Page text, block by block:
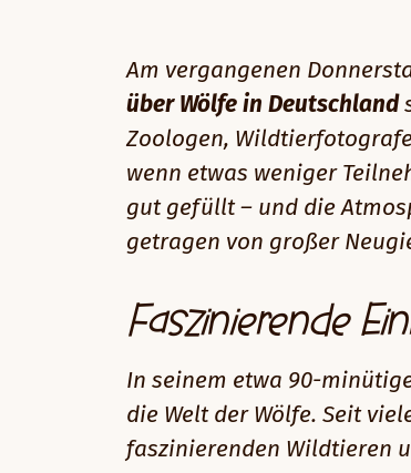
Am vergangenen
über Wölfe in Deutschland
Zoologen,
wenn etwas weniger
gut gefüllt – und die
getragen von großer
Faszinierende
In seinem etwa 90-
die Welt der Wölfe. Seit
faszinierenden Wildtieren